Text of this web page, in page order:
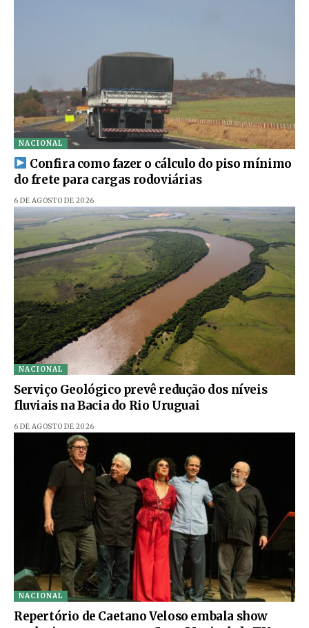
NACIONAL
Confira como fazer o cálculo do piso mínimo
do frete para cargas rodoviárias
6 DE AGOSTO DE 2026
NACIONAL
Serviço Geológico prevê redução dos níveis
fluviais na Bacia do Rio Uruguai
6 DE AGOSTO DE 2026
NACIONAL
Repertório de Caetano Veloso embala show